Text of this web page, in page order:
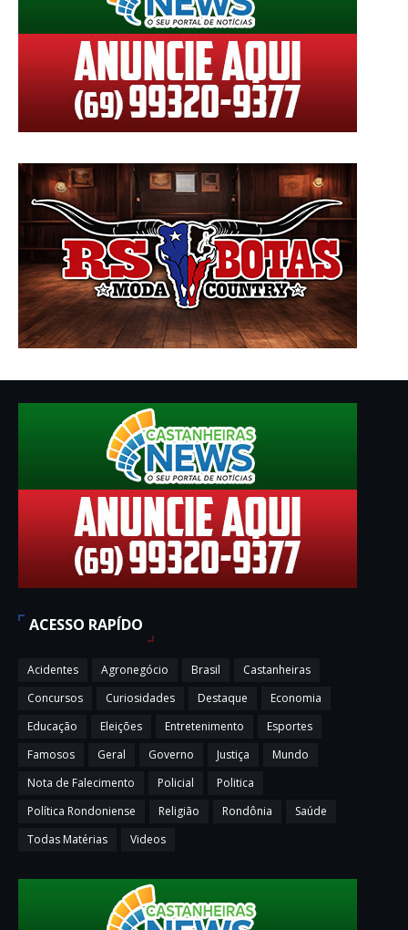
ACESSO RAPÍDO
Acidentes Agronegócio Brasil
Castanheiras
Concursos
Curiosidades Destaque
Economia
Educação
Eleições Entretenimento
Esportes
Famosos
Geral Governo Justiça
Mundo
Nota de Falecimento
Policial
Politica
Política Rondoniense
Religião Rondônia
Saúde
Todas Matérias
Videos